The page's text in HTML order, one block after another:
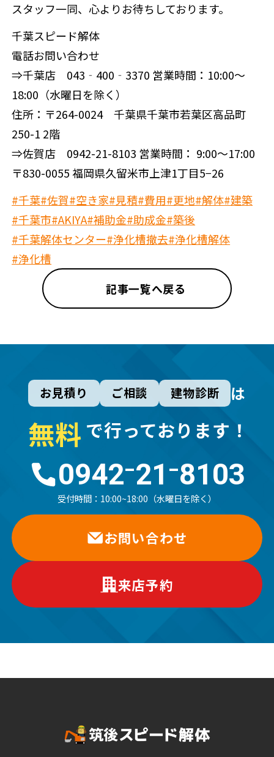
スタッフ一同、心よりお待ちしております。
千葉スピード解体
電話お問い合わせ
⇒千葉店 043‐400‐3370 営業時間：10:00～
18:00（水曜日を除く）
住所：〒264-0024 千葉県千葉市若葉区高品町
250-1 2階
⇒佐賀店 0942-21-8103 営業時間： 9:00～17:00
〒830-0055 福岡県久留米市上津1丁目5−26
#千葉#佐賀#空き家#見積#費用#更地#解体#建築
#千葉市#AKIYA#補助金#助成金#築後
#千葉解体センター#浄化槽撤去#浄化槽解体
#浄化槽
記事一覧へ戻る
お見積り ご相談 建物診断 は
無料 で行っております！
0942⁻21⁻8103
受付時間： 10:00~18:00（水曜日を除く）
お問い合わせ
来店予約